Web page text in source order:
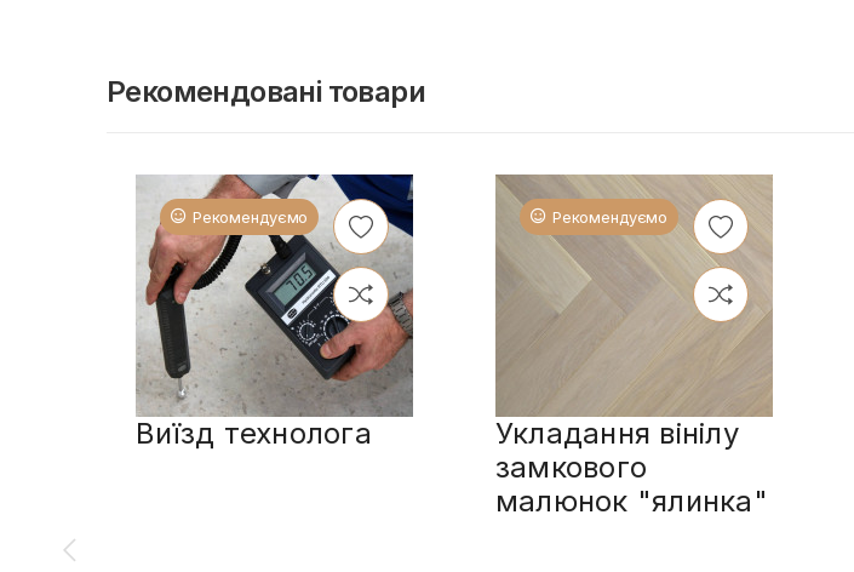
Рекомендовані товари
Рекомендуємо
Виїзд технолога
Рекомендуємо
Укладання вінілу
замкового
малюнок "ялинка"